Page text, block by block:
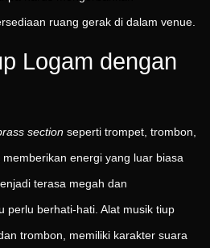
ruang gerak di dalam venue.
Logam dengan
section seperti trompet, trombon,
energi yang luar biasa
terasa megah dan
perlu berhati-hati. Alat musik tiup
trombon, memiliki karakter suara